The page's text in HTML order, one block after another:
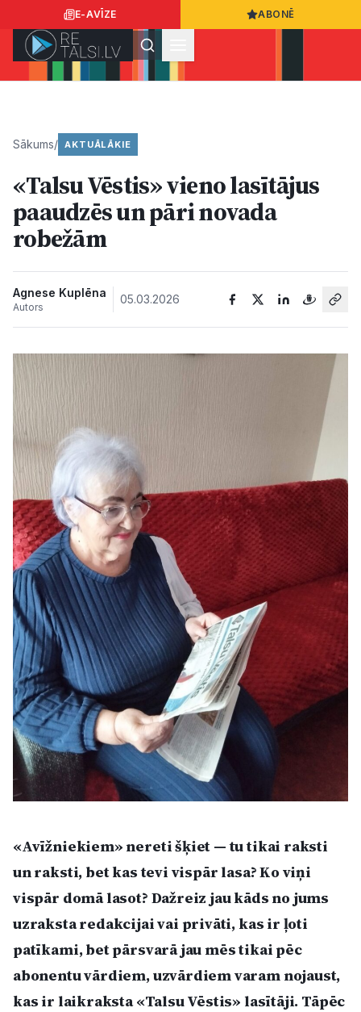
E-AVĪZE ABONĒ
Ziņas
Bizness
Video
Vieta
Sludinājumi
Pasākumi
Reklāma
Politiskā reklāma
Par mums
Ziņo redakcijai
Facebook Instagram YouTube
E-avīze Abonē
Sākums/ AKTUĀLĀKIE
«Talsu Vēstis» vieno lasītājus
paaudzēs un pāri novada
robežām
Agnese Kuplēna
Autors
05.03.2026
«Avīžniekiem» nereti šķiet — tu tikai raksti
un raksti, bet kas tevi vispār lasa? Ko viņi
vispār domā lasot? Dažreiz jau kāds no jums
uzraksta redakcijai vai privāti, kas ir ļoti
patīkami, bet pārsvarā jau mēs tikai pēc
abonentu vārdiem, uzvārdiem varam nojaust,
kas ir laikraksta «Talsu Vēstis» lasītāji. Tāpēc